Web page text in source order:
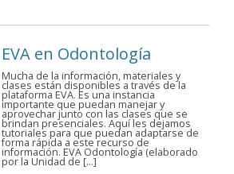
EVA en Odontología
Mucha de la información, materiales y
clases están disponibles a través de la
plataforma EVA. Es una instancia
importante que puedan manejar y
aprovechar junto con las clases que se
brindan presenciales. Aquí les dejamos
tutoriales para que puedan adaptarse de
forma rápida a este recurso de
información. EVA Odontología (elaborado
por la Unidad de […]